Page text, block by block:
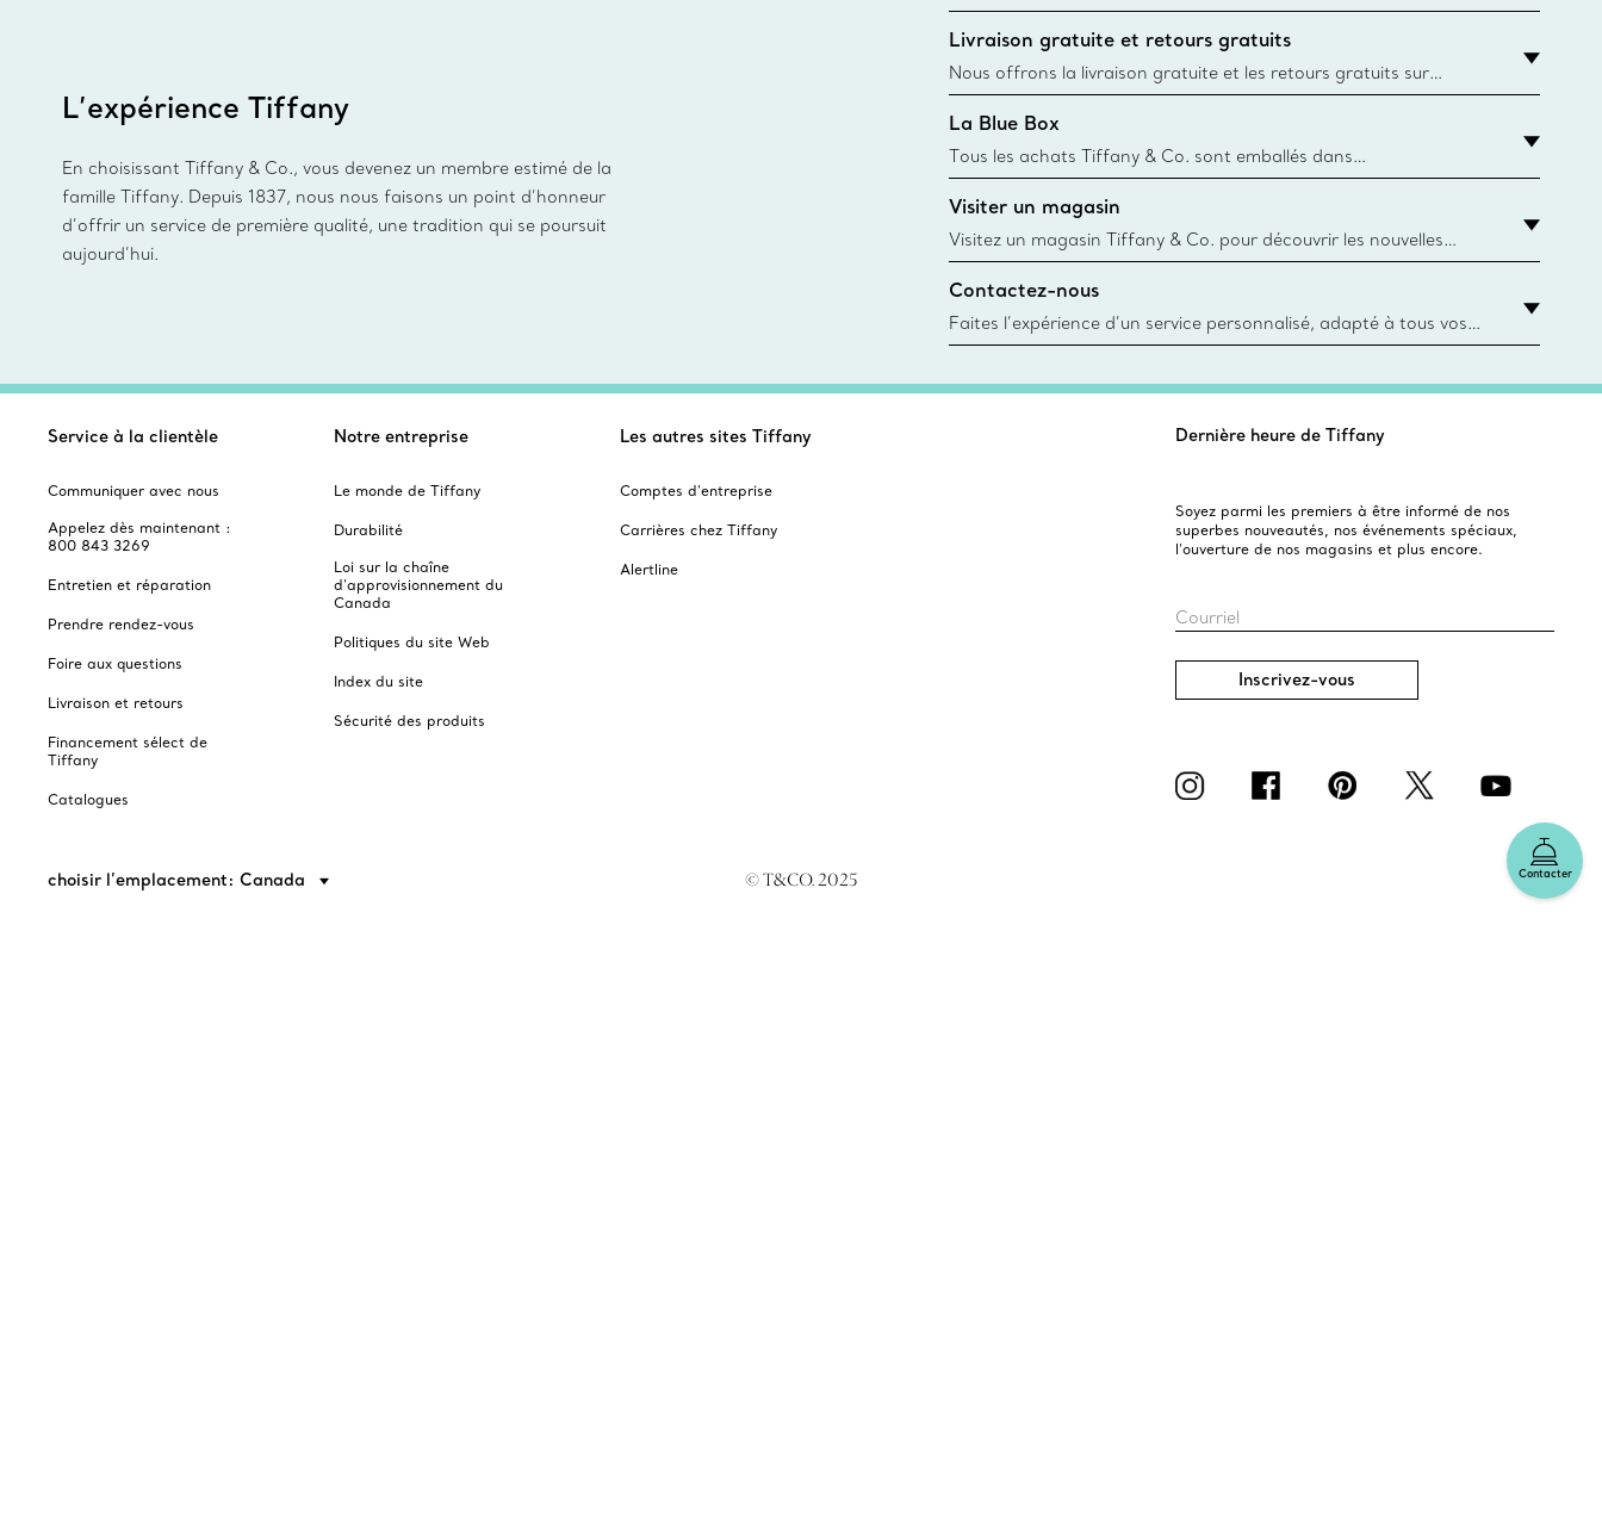
L’expérience Tiffany
En choisissant Tiffany & Co., vous devenez un membre estimé de la
famille Tiffany. Depuis 1837, nous nous faisons un point d’honneur
d’offrir un service de première qualité, une tradition qui se poursuit
aujourd’hui.
Livraison gratuite et retours gratuits
Nous offrons la livraison gratuite et les retours gratuits sur
toutes les commandes Tiffany & Co. passées sur le site Web
canadien et dont la destination est l’adresse d’un particulier.
La Blue Box
Tous les achats Tiffany & Co. sont emballés dans
une Tiffany Blue Box. Bien que l'histoire de cet emballage célèbre
remonte à 1886, toutes les Blue Box et sacs sont aujourd'hui
fabriqués à partir de papier provenant de sources durables et de
matières
Visiter un magasin
Visitez un magasin Tiffany & Co. pour découvrir les nouvelles
créations, les collections emblématiques et bien plus encore.
Trouver le magasin le plus près
Contactez-nous
Faites l’expérience d’un service personnalisé, adapté à tous vos
besoins par les conseillers à la clientèle Tiffany & Co. Que ce soit
Contacter
Service à la clientèle
Communiquer avec nous
Appelez dès maintenant :
800 843 3269
Entretien et réparation
Prendre rendez-vous
Foire aux questions
Livraison et retours
Financement sélect de
Tiffany
Catalogues
Notre entreprise
Le monde de Tiffany
Durabilité
Loi sur la chaîne
d'approvisionnement du
Canada
Politiques du site Web
Index du site
Sécurité des produits
Les autres sites Tiffany
Comptes d’entreprise
Carrières chez Tiffany
Alertline
Dernière heure de Tiffany
Soyez parmi les premiers à être informé de nos
superbes nouveautés, nos événements spéciaux,
l’ouverture de nos magasins et plus encore.
Courriel
Inscrivez-vous
choisir l’emplacement: Canada © T&CO. 2025